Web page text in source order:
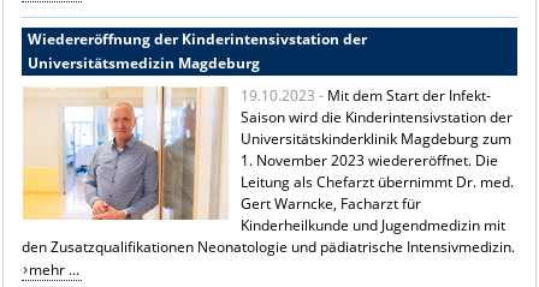
Wiedereröffnung der Kinderintensivstation der
Universitätsmedizin Magdeburg
19.10.2023 - Mit dem Start der Infekt-
Saison wird die Kinderintensivstation der
Universitätskinderklinik Magdeburg zum
1. November 2023 wiedereröffnet. Die
Leitung als Chefarzt übernimmt Dr. med.
Gert Warncke, Facharzt für
Kinderheilkunde und Jugendmedizin mit
den Zusatzqualifikationen Neonatologie und pädiatrische Intensivmedizin.
mehr ...